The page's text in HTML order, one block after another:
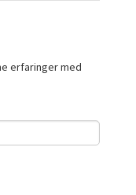
erfaringer med